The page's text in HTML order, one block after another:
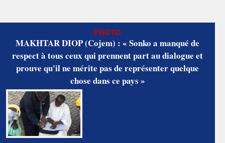
PHOTO
MAKHTAR DIOP (Cojem) : « Sonko a manqué de
respect à tous ceux qui prennent part au dialogue et
prouve qu'il ne mérite pas de représenter quelque
chose dans ce pays »